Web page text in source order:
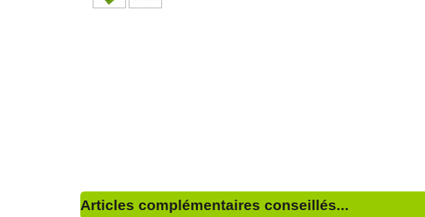
Articles complémentaires conseillés...